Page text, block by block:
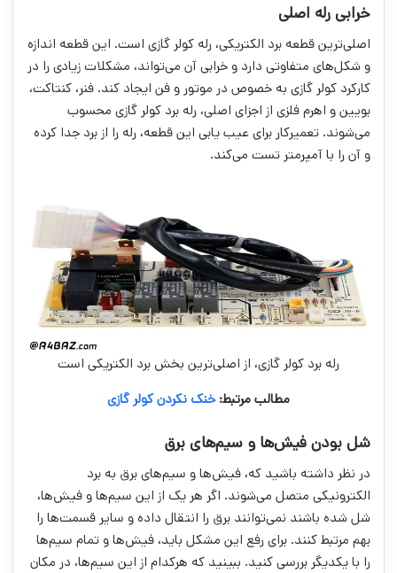
خرابی رله اصلی
اصلی‌ترین قطعه برد الکتریکی، رله کولر گازی است. این قطعه اندازه
و شکل‌های متفاوتی دارد و خرابی آن می‌تواند، مشکلات زیادی را در
کارکرد کولر گازی به خصوص در موتور و فن ایجاد کند. فنر، کنتاکت،
بویین و اهرم فلزی از اجزای اصلی، رله برد کولر گازی محسوب
می‌شوند. تعمیرکار برای عیب یابی این قطعه، رله را از برد جدا کرده
و آن را با آمپرمتر تست می‌کند.
رله برد کولر گازی، از اصلی‌ترین بخش برد الکتریکی است
مطالب مرتبط:خنک نکردن کولر گازی
شل بودن فیش‌ها و سیم‌های برق
در نظر داشته باشید که، فیش‌ها و سیم‌های برق به برد
الکترونیکی متصل می‌شوند. اگر هر یک از این سیم‌ها و فیش‌ها،
شل شده باشند نمی‌توانند برق را انتقال داده و سایر قسمت‌ها را
بهم مرتبط کنند. برای رفع این مشکل باید، فیش‌ها و تمام سیم‌ها
را با یکدیگر بررسی کنید. ببینید که هرکدام از این سیم‌ها، در مکان